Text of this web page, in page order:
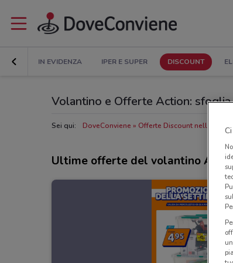
IN EVIDENZA IPER E SUPER DISCOUNT
Volantino e Offerte Action:
Sei qui: DoveConviene Offerte Discount nelle
Ultime offerte del volantino